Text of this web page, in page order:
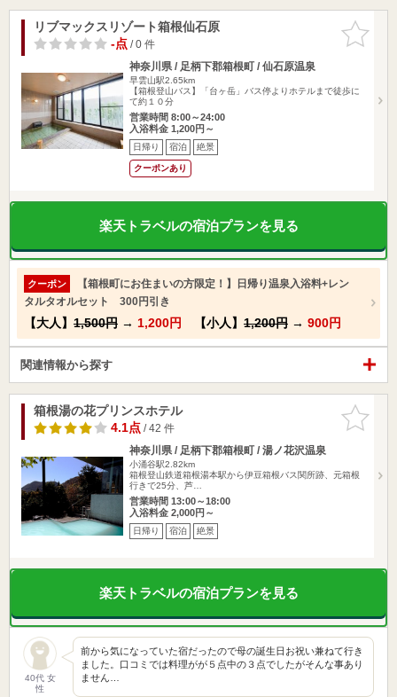
お気に入
りに追加
リブマックスリゾート箱根仙石原
-点/ 0 件
神奈川県 / 足柄下郡箱根町 / 仙石原温泉
早雲山駅2.65km
【箱根登山バス】「台ヶ岳」バス停よりホテルまで徒歩に
て約１０分
営業時間 8:00～24:00
入浴料金 1,200円～
日帰り 宿泊 絶景
クーポンあり
楽天トラベルの宿泊プランを見る
クーポン
【箱根町にお住まいの方限定！】日帰り温泉入浴料+レン
タルタオルセット 300円引き
【大人】 1,500円 → 1,200円 【小人】 1,200円 → 900円
関連情報から探す
お気に入
りに追加
箱根湯の花プリンスホテル
4.1点/ 42 件
神奈川県 / 足柄下郡箱根町 / 湯ノ花沢温泉
小涌谷駅2.82km
箱根登山鉄道箱根湯本駅から伊豆箱根バス関所跡、元箱根
行きで25分、芦…
営業時間 13:00～18:00
入浴料金 2,000円～
日帰り 宿泊 絶景
楽天トラベルの宿泊プランを見る
40代 女
性
前から気になっていた宿だったので母の誕生日お祝い兼ねて行き
ました。口コミでは料理がが５点中の３点でしたがそんな事あり
ません…